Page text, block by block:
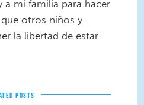
a mi familia para hacer
otros niños y
la libertad de estar
POSTS